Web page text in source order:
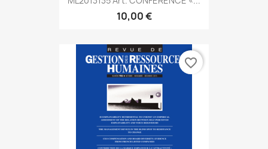
10,00 €
favorite_border